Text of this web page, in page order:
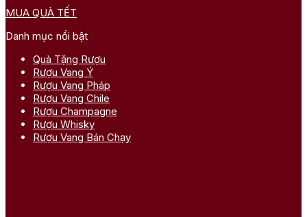
MUA QUÀ TẾT
Danh mục nổi bật
Quà Tặng Rượu
Rượu Vang Ý
Rượu Vang Pháp
Rượu Vang Chile
Rượu Champagne
Rượu Whisky
Rượu Vang Bán Chạy